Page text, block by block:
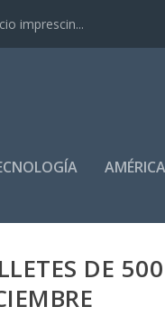
imprescin...
AMÉRICA
DE